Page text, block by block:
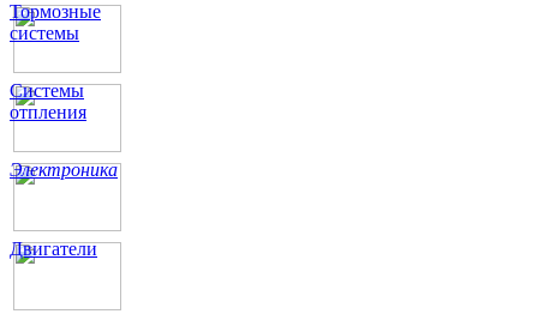
Тормозные
системы
Системы
отпления
Электроника
Двигатели